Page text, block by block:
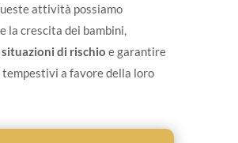
attività possiamo
la crescita dei bambini,
di rischio e garantire
a favore della loro